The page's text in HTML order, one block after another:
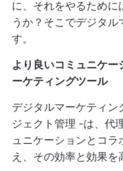
に、それをやるために
うか？そこでデジタ
す。
より良いコミュニケ
ーケティングツール
デジタルマーケティン
ジェクト管理 -は、代
ュニケーションとコ
え、その効率と効果を